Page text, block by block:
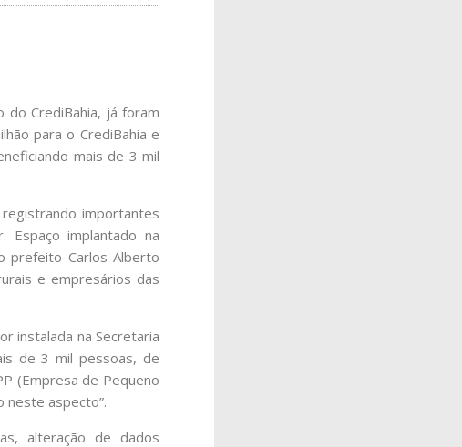
CrediBahia, já foram
para o CrediBahia e
mais de 3 mil
registrando importantes
Espaço implantado na
prefeito Carlos Alberto
e empresários das
instalada na Secretaria
de 3 mil pessoas, de
(Empresa de Pequeno
neste aspecto”.
alteração de dados